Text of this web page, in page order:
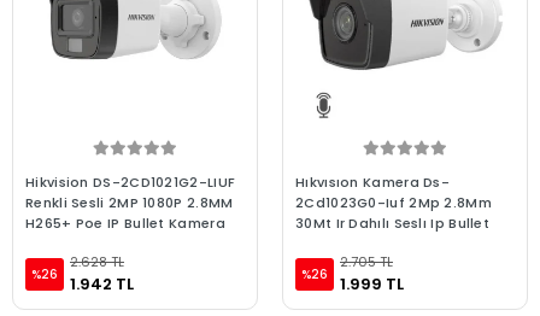
Hikvision DS-2CD1021G2-LIUF
Renkli Sesli 2MP 1080P 2.8MM
H265+ Poe IP Bullet Kamera
%26
2.628 TL
1.942 TL
Hıkvısıon Kamera Ds-
2Cd1023G0-Iuf 2Mp 2.8Mm
30Mt Ir Dahılı Seslı Ip Bullet
%26
2.705 TL
1.999 TL